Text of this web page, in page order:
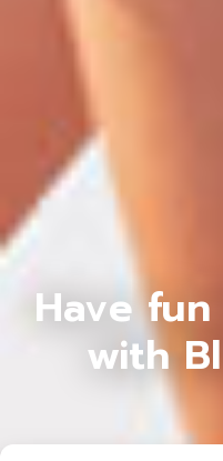
Have
with